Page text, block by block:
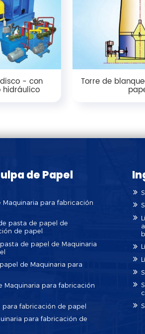
- con Torre de
de Papel
para fabricación
pasta de papel de
de papel
de papel de Maquinaria
de Maquinaria para
Maquinaria para fabricación
para fabricación de papel
para fabricación de